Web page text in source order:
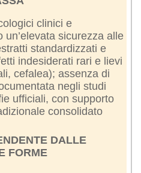
clinici e
sicurezza alle
standardizzati e
indesiderati rari e lievi
cefalea); assenza di
negli studi
ufficiali, con supporto
consolidato
DALLE
FORME